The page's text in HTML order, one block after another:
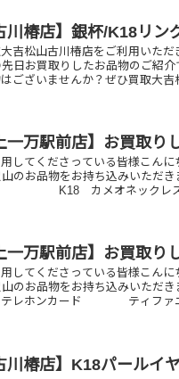
川椿店】銀杯/K18リ
吉松山古川椿店をご利用いた
日お買取りしたお品物のご紹
ございませんか？ぜひ買取大吉
一万駅前店】お買取り
してくださっている皆様こん
のお品物をお持ち込みいただ
カメオネックレス テ
一万駅前店】お買取り
してくださっている皆様こん
のお品物をお持ち込みいただ
ホンカード ティファ
川椿店】K18パールイ